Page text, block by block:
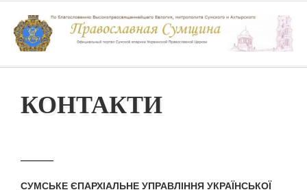
КОНТАКТИ
СУМСЬКЕ ЄПАРХІАЛЬНЕ УПРАВЛІННЯ УКРАЇНСЬКОЇ